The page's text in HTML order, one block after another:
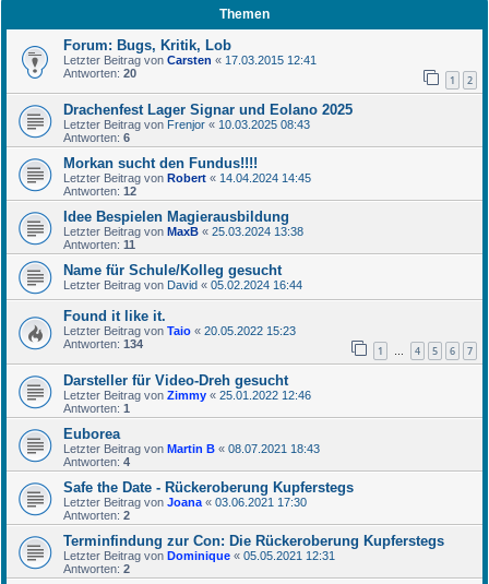
Themen
Forum: Bugs, Kritik, Lob
Letzter Beitrag von Carsten « 17.03.2015 12:41
Antworten: 20 1 2
Drachenfest Lager Signar und Eolano 2025
Letzter Beitrag von Frenjor « 10.03.2025 08:43
Antworten: 6
Morkan sucht den Fundus!!!!
Letzter Beitrag von Robert « 14.04.2024 14:45
Antworten: 12
Idee Bespielen Magierausbildung
Letzter Beitrag von MaxB « 25.03.2024 13:38
Antworten: 11
Name für Schule/Kolleg gesucht
Letzter Beitrag von David « 05.02.2024 16:44
Found it like it.
Letzter Beitrag von Taio « 20.05.2022 15:23
Antworten: 134 1 … 4 5 6 7
Darsteller für Video-Dreh gesucht
Letzter Beitrag von Zimmy « 25.01.2022 12:46
Antworten: 1
Euborea
Letzter Beitrag von Martin B « 08.07.2021 18:43
Antworten: 4
Safe the Date - Rückeroberung Kupferstegs
Letzter Beitrag von Joana « 03.06.2021 17:30
Antworten: 2
Terminfindung zur Con: Die Rückeroberung Kupferstegs
Letzter Beitrag von Dominique « 05.05.2021 12:31
Antworten: 2